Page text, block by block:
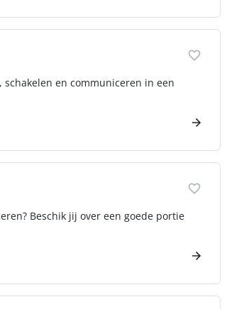
en communiceren in een
Beschik jij over een goede portie